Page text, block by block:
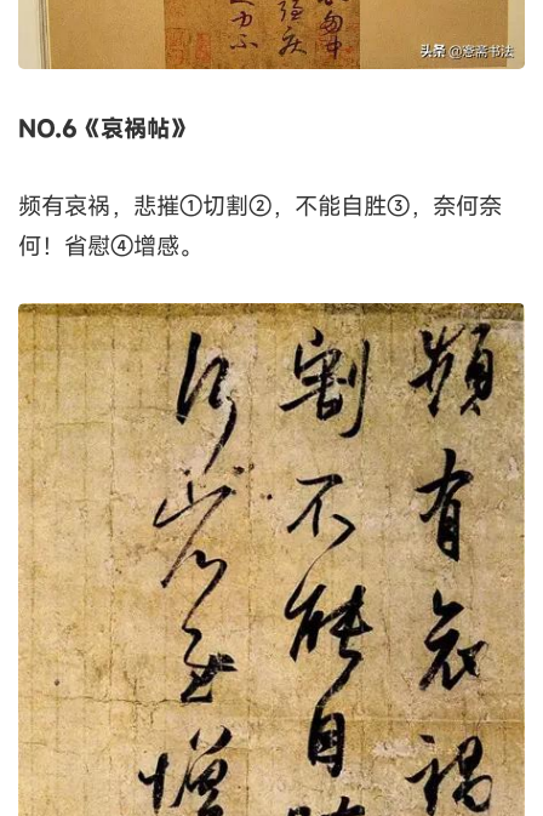
NO.6《哀祸帖》
频有哀祸，悲摧①切割②，不能自胜③，奈何奈
何！省慰④增感。